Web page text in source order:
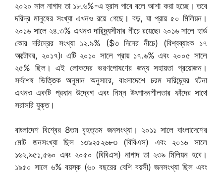
২০২০ সাল নাগাদ তা ১৮.৬%-এ হ্রাস পাবে বলে আশা করা হচ্ছে। তবে
দরিদ্র মানুষের সংখ্যা এখনও রয়ে গেছে। বড়, যা প্রায় ৫০ মিলিয়ন।
২০১৬ সালে ২৪.৩% এখনও দারিদ্র্যসীমার নীচে রয়েছে৷ ২০১৬ সালে হার্ড
কোর দরিদ্রের সংখ্যা ১২.৯% ($৩ দিনের নীচে) (বিশ্বব্যাংক ১৭
অক্টোবর, ২০১৭)৷ এটি ২০১০ সালে প্রায় ১৭.৬% এবং ২০০৫ সালে
২৫% ছিল। এই লোকদের ভরণপোষণের জন্য সহায়তা প্রয়োজন।
সর্বশেষ ভিত্তিক অনুমান অনুসারে, বাংলাদেশে চরম দারিদ্র্যের ঘটনা
এখনও একটি প্রধান উদ্বেগ এবং নিম্ন উৎপাদনশীলতার ফাঁদের সাথে
সরাসরি যুক্ত।
বাংলাদেশ বিশ্বের 8তম বৃহত্তম জনসংখ্যা। ২০১১ সালে বাংলাদেশের
মোট জনসংখ্যা ছিল ১৩৯২৫২৬৮৩ (বিবিএস) এবং ২০১৬ সালে
১৬২,৯৫১,৫৬০ এবং ২০৫০ (বিবিএস) নাগাদ তা ২৩৯ মিলিয়ন হবে।
১৯৫০ সালে ৬% বয়স্ক (৬০ বছরের বেশি বয়সী) জনসংখ্যা ছিল এবং